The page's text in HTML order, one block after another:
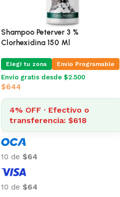
Shampoo Peterver 3 %
Clorhexidina 150 Ml
Elegí tu zona Envio Programable
Envío gratis desde $2.500
$644
4% OFF · Efectivo o
transferencia: $618
10 de $64
10 de $64